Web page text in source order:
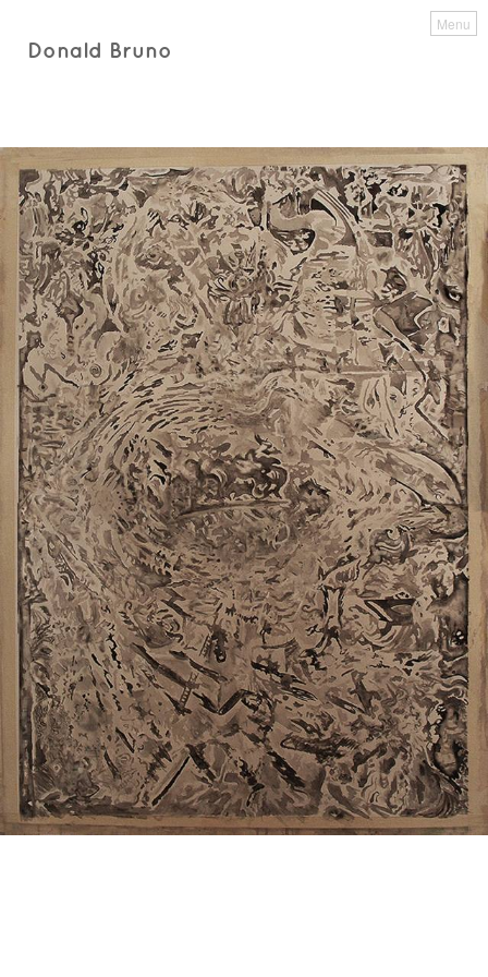
Donald Bruno
Menu